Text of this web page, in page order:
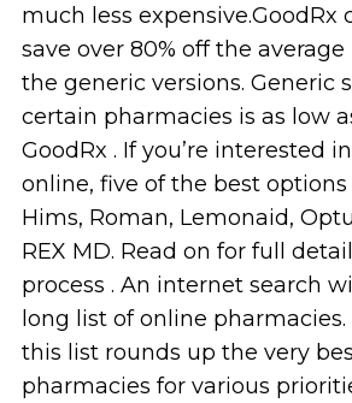
much less expensive.GoodRx
save over 80% off the
the generic versions. Generic
certain pharmacies is as low
GoodRx . If you’re interested
online, five of the best
Hims, Roman, Lemonaid,
REX MD. Read on for full
process . An internet search
long list of online
this list rounds up the very
pharmacies for various